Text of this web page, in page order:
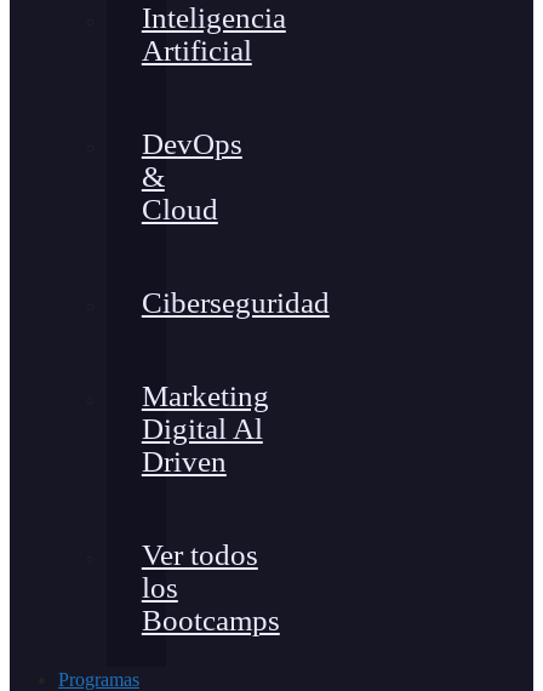
Inteligencia
Artificial
DevOps
&
Cloud
Ciberseguridad
Marketing
Digital Al
Driven
Ver todos
los
Bootcamps
Programas